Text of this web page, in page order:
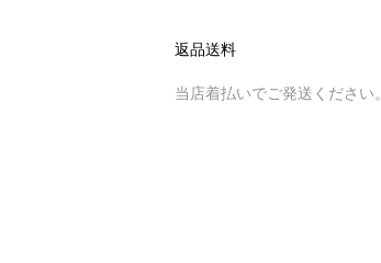
返品送料
当店着払いでご発送ください。